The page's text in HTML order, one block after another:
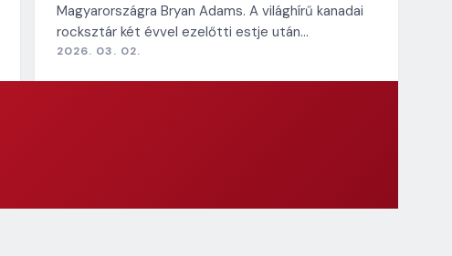
Magyarországra Bryan Adams. A világhírű kanadai
rocksztár két évvel ezelőtti estje után…
2026. 03. 02.